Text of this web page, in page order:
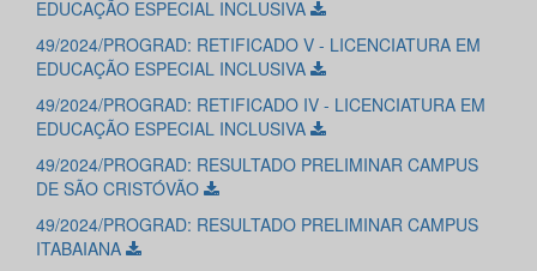
EDUCAÇÃO ESPECIAL INCLUSIVA
49/2024/PROGRAD: RETIFICADO V - LICENCIATURA EM
EDUCAÇÃO ESPECIAL INCLUSIVA
49/2024/PROGRAD: RETIFICADO IV - LICENCIATURA EM
EDUCAÇÃO ESPECIAL INCLUSIVA
49/2024/PROGRAD: RESULTADO PRELIMINAR CAMPUS
DE SÃO CRISTÓVÃO
49/2024/PROGRAD: RESULTADO PRELIMINAR CAMPUS
ITABAIANA